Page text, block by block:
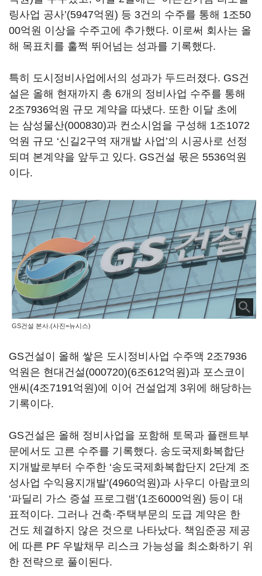
링사업 공사’(5947억원) 등 3건의 수주를 통해 1조50
00억원 이상을 수주고에 추가했다. 이로써 회사는 올
해 목표치를 훌쩍 뛰어넘는 성과를 기록했다.
특히 도시정비사업에서의 성과가 두드러졌다. GS건
설은 올해 현재까지 총 6개의 정비사업 수주를 통해
2조7936억원 규모 계약을 따냈다. 또한 이달 초에
는 삼성물산(000830)과 컨소시엄을 구성해 1조1072
억원 규모 ‘신길2구역 재개발 사업’의 시공사로 선정
되며 본계약을 앞두고 있다. GS건설 몫은 5536억원
이다.
GS건설 본사.(사진=뉴시스)
GS건설이 올해 쌓은 도시정비사업 수주액 2조7936
억원은 현대건설(000720)(6조612억원)과 포스코이
앤씨(4조7191억원)에 이어 건설업계 3위에 해당하는
기록이다.
GS건설은 올해 정비사업을 포함해 토목과 플랜트부
문에서도 고른 수주를 기록했다. 송도국제화복합단
지개발로부터 수주한 ‘송도국제화복합단지 2단계 조
성사업 수익용지개발’(4960억원)과 사우디 아람코의
‘파딜리 가스 증설 프로그램’(1조6000억원) 등이 대
표적이다. 그러나 건축·주택부문의 도급 계약은 한
건도 체결하지 않은 것으로 나타났다. 책임준공 제공
에 따른 PF 우발채무 리스크 가능성을 최소화하기 위
한 전략으로 풀이된다.